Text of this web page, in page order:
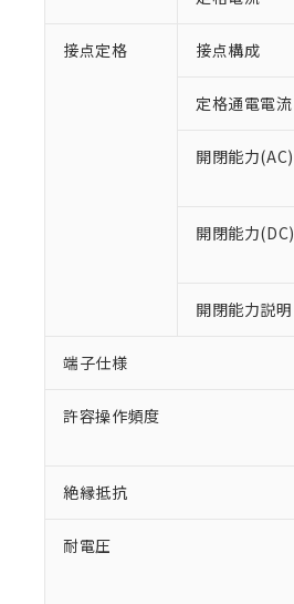
接点定格 接点構成
定格通電電流
開閉能力(AC)
開閉能力(DC)
開閉能力説明
端子仕様
許容操作頻度
絶縁抵抗
耐電圧